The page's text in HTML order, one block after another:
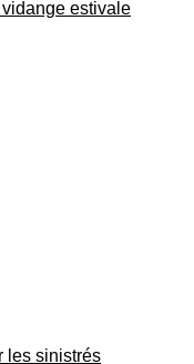
estivale
les sinistrés